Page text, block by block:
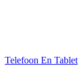
Telefoon En Tablet